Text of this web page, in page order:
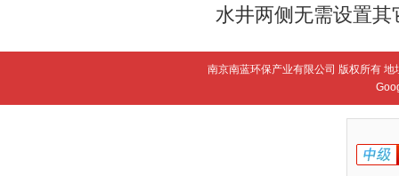
水井两侧无需设置其
南京南蓝环保产业有限公司 版权所有